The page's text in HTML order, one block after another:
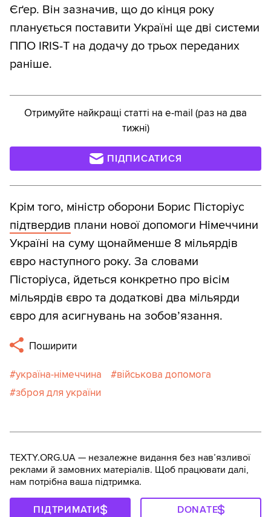
Єґер. Він зазначив, що до кінця року
планується поставити Україні ще дві системи
ППО IRIS-T на додачу до трьох переданих
раніше.
Отримуйте найкращі статті на e-mail (раз на два
тижні)
ПІДПИСАТИСЯ
Крім того, міністр оборони Борис Пісторіус
підтвердив плани нової допомоги Німеччини
Україні на суму щонайменше 8 мільярдів
євро наступного року. За словами
Пісторіуса, йдеться конкретно про вісім
мільярдів євро та додаткові два мільярди
євро для асигнувань на зобов’язання.
Поширити
україна-німеччина
військова допомога
зброя для україни
TEXTY.ORG.UA — незалежне видання без навʼязливої
реклами й замовних матеріалів. Щоб працювати далі,
нам потрібна ваша підтримка.
ПІДТРИМАТИ DONATE